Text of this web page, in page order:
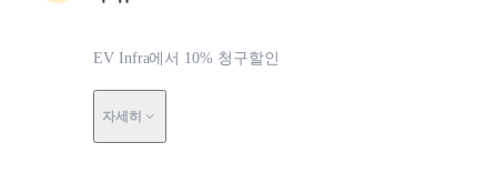
EV Infra에서 10% 청구할인
자세히